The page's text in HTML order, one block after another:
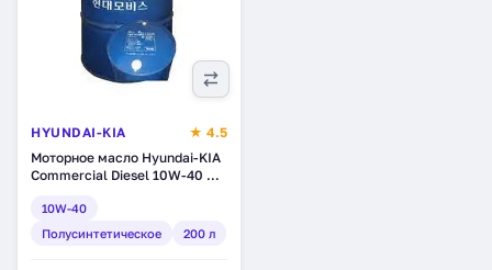
HYUNDAI-KIA
★ 4.5
Моторное масло Hyundai-KIA
Commercial Diesel 10W-40 CI-
(0520048CA0)
10W-40
Полусинтетическое
200 л